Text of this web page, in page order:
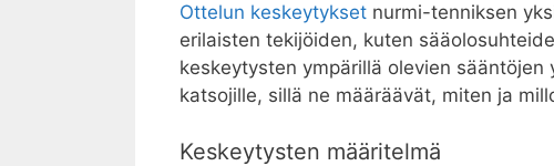
Ottelun keskeytykset nurmi-tenniksen
erilaisten tekijöiden, kuten
keskeytysten ympärillä olevien
katsojille, sillä ne määräävät, miten ja
Keskeytysten määritelmä